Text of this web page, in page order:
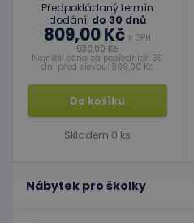
Nábytek pro školky
Předpokládaný termín
dodání: do 30 dnů
809,00 Kčs DPH
930,00 Kč
Nejnižší cena za posledních 30
dní před slevou: 809,00 Kč
Do košíku
Skladem 0 ks